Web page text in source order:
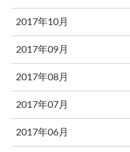
2017年10月
2017年09月
2017年08月
2017年07月
2017年06月